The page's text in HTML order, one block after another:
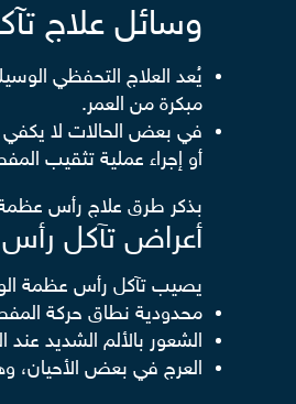
وسائل علاج
يُعد العلاج التحفظي
مبكرة من العمر.
في بعض الحالات لا يكفي
أو إجراء عملية تثقيب
بذكر طرق علاج رأس عظمة
أعراض تآكل
يصيب تآكل رأس عظمة
محدودية نطاق حركة
الشعور بالألم الشديد عند
العرج في بعض الأحيان،